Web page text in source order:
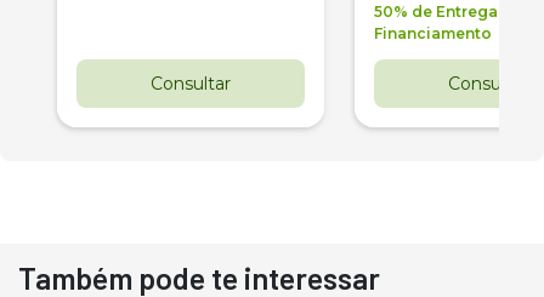
Consultar
50% de Entrega +
Financiamento
Consultar
Também pode te interessar